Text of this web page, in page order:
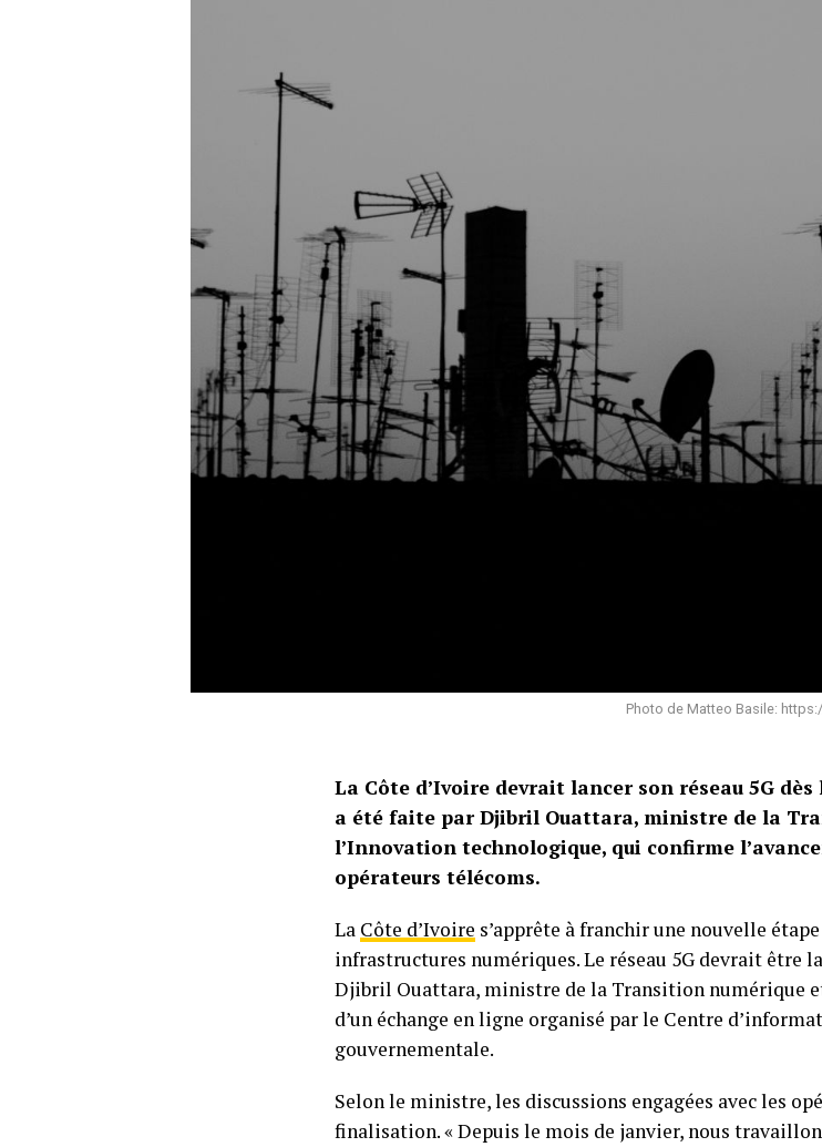
Photo de Matteo Basile:
La Côte d’Ivoire devrait lancer son réseau 5G
a été faite par Djibril Ouattara, ministre de la
l’Innovation technologique, qui confirme
opérateurs télécoms.
La Côte d’Ivoire s’apprête à franchir une nouvelle
infrastructures numériques. Le réseau 5G devrait être
Djibril Ouattara, ministre de la Transition numérique
d’un échange en ligne organisé par le Centre
gouvernementale.
Selon le ministre, les discussions engagées avec les
finalisation. « Depuis le mois de janvier, nous